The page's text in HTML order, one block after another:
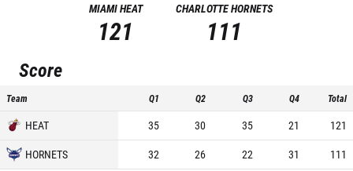
MIAMI HEAT
121
CHARLOTTE HORNETS
111
Score
Team Q1 Q2 Q3 Q4 Total
HEAT 35 30 35 21
121
HORNETS
32 26 22 31 111